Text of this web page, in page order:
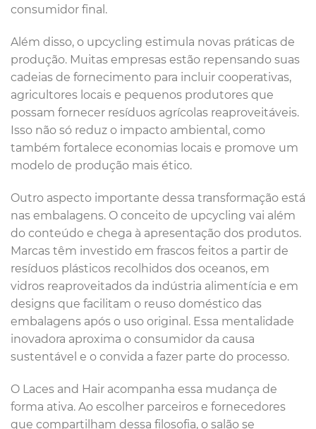
consumidor final.
Além disso, o upcycling estimula novas práticas de
produção. Muitas empresas estão repensando suas
cadeias de fornecimento para incluir cooperativas,
agricultores locais e pequenos produtores que
possam fornecer resíduos agrícolas reaproveitáveis.
Isso não só reduz o impacto ambiental, como
também fortalece economias locais e promove um
modelo de produção mais ético.
Outro aspecto importante dessa transformação está
nas embalagens. O conceito de upcycling vai além
do conteúdo e chega à apresentação dos produtos.
Marcas têm investido em frascos feitos a partir de
resíduos plásticos recolhidos dos oceanos, em
vidros reaproveitados da indústria alimentícia e em
designs que facilitam o reuso doméstico das
embalagens após o uso original. Essa mentalidade
inovadora aproxima o consumidor da causa
sustentável e o convida a fazer parte do processo.
O Laces and Hair acompanha essa mudança de
forma ativa. Ao escolher parceiros e fornecedores
que compartilham dessa filosofia, o salão se